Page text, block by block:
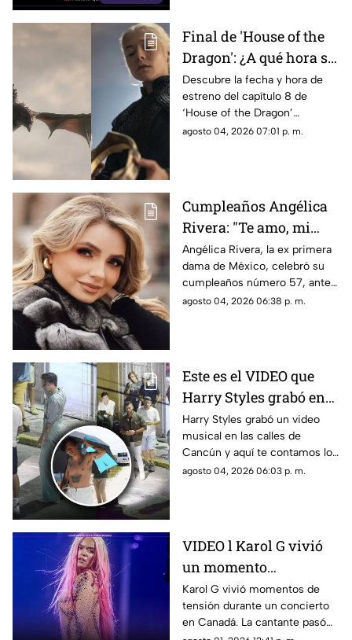
Final de 'House of the
Dragon': ¿A qué hora se
estrena el ÚLTIMO
capítulo de la
temporada 3 de La Casa
del Dragón en México?
Descubre la fecha y hora de
estreno del capítulo 8 de
‘House of the Dragon’
temporada 3 en México. Todos
agosto 04, 2026 07:01 p. m.
Cumpleaños Angélica
Rivera: "Te amo, mi
Gaviota", uno de los
mensajes a la ex
primera dama
Angélica Rivera, la ex primera
dama de México, celebró su
cumpleaños número 57, ante
esto las muestras de cariño no
agosto 04, 2026 06:38 p. m.
Este es el VIDEO que
Harry Styles grabó en
Cancún: ¿En qué zonas
de Quintana Roo filmó
el cantante el videoclip
de ‘Lights Up’?
Harry Styles grabó un video
musical en las calles de
Cancún y aquí te contamos los
detalles de la grabación, así
agosto 04, 2026 06:03 p. m.
VIDEO l Karol G vivió
un momento
angustiante durante
una presentación en
Canadá
Karol G vivió momentos de
tensión durante un concierto
en Canadá. La cantante pasó